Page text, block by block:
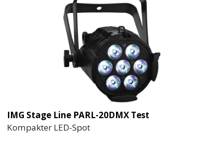
IMG Stage Line PARL-20DMX Test
Kompakter LED-Spot